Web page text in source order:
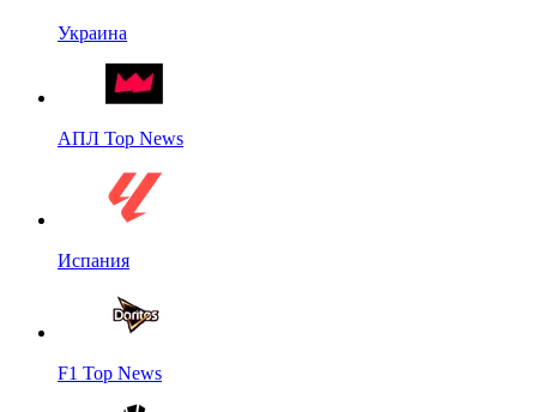
Украина
АПЛ Top News
Испания
F1 Top News